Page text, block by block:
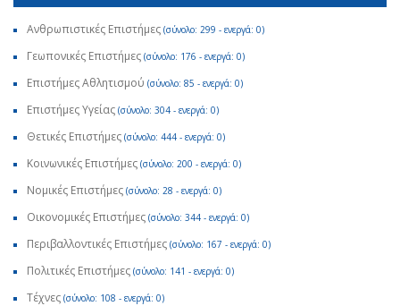
Ανθρωπιστικές Επιστήμες (σύνολο: 299 - ενεργά: 0)
Γεωπονικές Επιστήμες (σύνολο: 176 - ενεργά: 0)
Επιστήμες Αθλητισμού (σύνολο: 85 - ενεργά: 0)
Επιστήμες Υγείας (σύνολο: 304 - ενεργά: 0)
Θετικές Επιστήμες (σύνολο: 444 - ενεργά: 0)
Κοινωνικές Επιστήμες (σύνολο: 200 - ενεργά: 0)
Νομικές Επιστήμες (σύνολο: 28 - ενεργά: 0)
Οικονομικές Επιστήμες (σύνολο: 344 - ενεργά: 0)
Περιβαλλοντικές Επιστήμες (σύνολο: 167 - ενεργά: 0)
Πολιτικές Επιστήμες (σύνολο: 141 - ενεργά: 0)
Τέχνες (σύνολο: 108 - ενεργά: 0)